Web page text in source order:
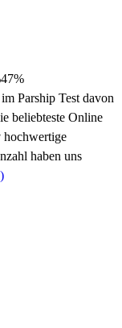
47%
Parship Test davon
beliebteste Online
hochwertige
haben uns